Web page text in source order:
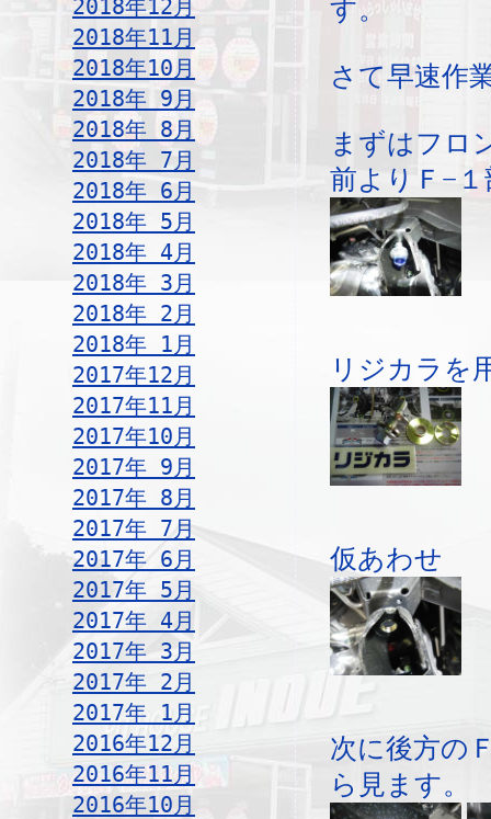
2018年12月
2018年11月
2018年10月
2018年 9月
2018年 8月
2018年 7月
2018年 6月
2018年 5月
2018年 4月
2018年 3月
2018年 2月
2018年 1月
2017年12月
2017年11月
2017年10月
2017年 9月
2017年 8月
2017年 7月
2017年 6月
2017年 5月
2017年 4月
2017年 3月
2017年 2月
2017年 1月
2016年12月
2016年11月
2016年10月
す。
さて早速作
まずはフロ
前よりＦ−
リジカラを
仮あわせ
次に後方の
ら見ます。